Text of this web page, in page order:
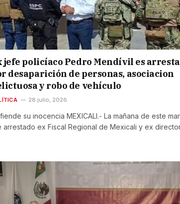
jefe policíaco Pedro Mendívil es
desaparición de personas, asociacion
y robo de vehículo
28 julio, 2026
su inocencia MEXICALI.- La mañana de este
arrestado ex Fiscal Regional de Mexicali y ex